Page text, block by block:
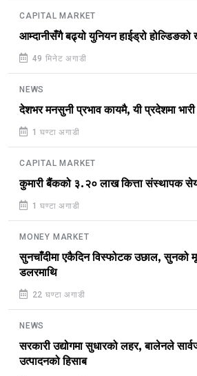
CAPITAL MARKET
आम्दानीसँगै बढ्यो युनियन हाईड्रो होल्डिङको
49 मिनेट अगाडी
NEWS
देशभर मनसुनी प्रभाव कायमै, यी प्रदेशमा भारी
1 घण्टा अगाडी
CAPITAL MARKET
कुमारी बैंकको ३.२० लाख कित्ता संस्थापक
1 घण्टा अगाडी
MONEY MARKET
सुनचाँदीमा एकैदिन विस्फोटक उछाल, सुनको
डलरमाथि
22 घण्टा अगाडी
NEWS
सरकारी उद्योगमा सुधारको लहर, बालेनले
उत्पादनको हिसाब